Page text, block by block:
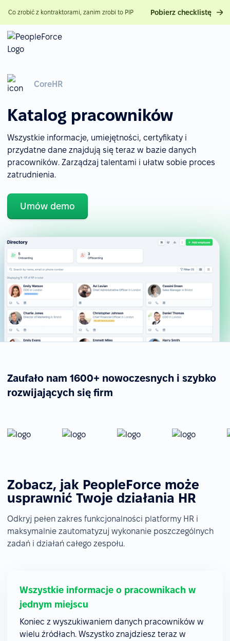
Co zrobić z kontraktorami, zanim zrobi to PIP Pobierz checklistę
CoreHR
Katalog pracowników
Wszystkie informacje, umiejętności, certyfikaty i
przydatne dane znajdują się teraz w bazie danych
pracowników. Zarządzaj talentami i ułatw sobie proces
zatrudnienia.
Umów demo
Zaufało nam 1600+ nowoczesnych i szybko
rozwijających się firm
Zobacz, jak PeopleForce może
usprawnić Twoje działania HR
Odkryj pełen zakres funkcjonalności platformy HR i
maksymalnie zautomatyzuj wykonanie poszczególnych
zadań i działań całego zespołu.
Wszystkie informacje o pracownikach w
jednym miejscu
Koniec z wyszukiwaniem danych pracowników w
wielu źródłach. Wszystko znajdziesz teraz w